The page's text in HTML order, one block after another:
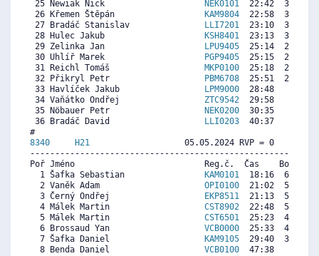
25 Newiak Nick
NEK0101
22:42  3898
26 Křemen Štěpán
KAM9804
22:58  3740
27 Bradáč Stanislav
LLI7201
23:10  3621
28 Hulec Jakub
KSH8401
23:13  3592
29 Zelinka Jan
LPU9405
25:14  2397
30 Uhlíř Marek
PGP9405
25:15  2387
31 Reichl Tomáš MKP0100
25:18  2357
32 Přikryl Petr
PBM6708
25:51  2031
33 Havlíček Jakub
LPM9000
28:48   283
34 Vaňátko Ondřej ZTC9542
29:58     0
35 Nöbauer Petr
NEK0200
30:35     0
36 Bradáč David
LLI0203
40:37     0
8340
H21
05.05.2024 RVP = 0     IP
Poř Jméno                          Reg.č.  Čas    Body
  1 Šafka Sebastian
KAM0101
18:16  6683
  2 Vaněk Adam
OPI0100
21:02  5846
  3 Černý Ondřej
EKP8511
21:13  5790
  4 Málek Martin
CST8902
22:48  5311
  5 Málek Martin
CST6501
25:23  4529
  6 Brossaud Yan
VCB0000
25:33  4479
  7 Šafka Daniel
KAM9105
29:40  3232
  8 Benda Daniel
VCB0100
47:38     0